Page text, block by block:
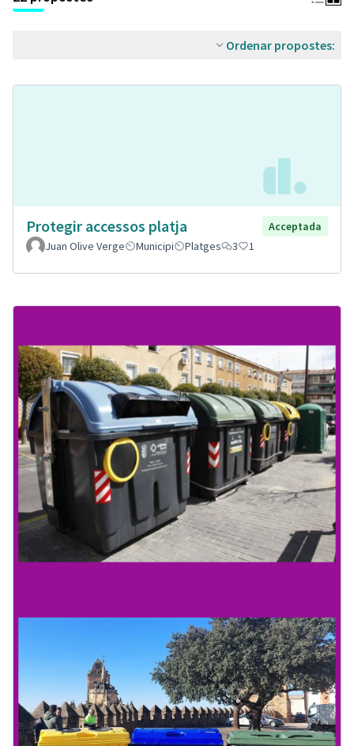
Ordenar propostes:
Protegir accessos platja
Acceptada
Juan Olive Verge
Municipi Platges 3 1